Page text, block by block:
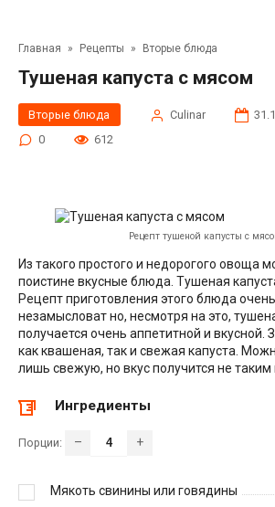
Главная » Рецепты » Вторые блюда
Тушеная капуста с мясом
Вторые блюда Сulinar
0
612
Рецепт тушеной капусты с
Из такого простого и недорогого овоща
поистине вкусные блюда. Тушеная
Рецепт приготовления этого блюда
незамысловат но, несмотря на это,
получается очень аппетитной и вкусной.
как квашеная, так и свежая капуста.
лишь свежую, но вкус получится не
Ингредиенты
Порции: – +
Мякоть свинины или говядины